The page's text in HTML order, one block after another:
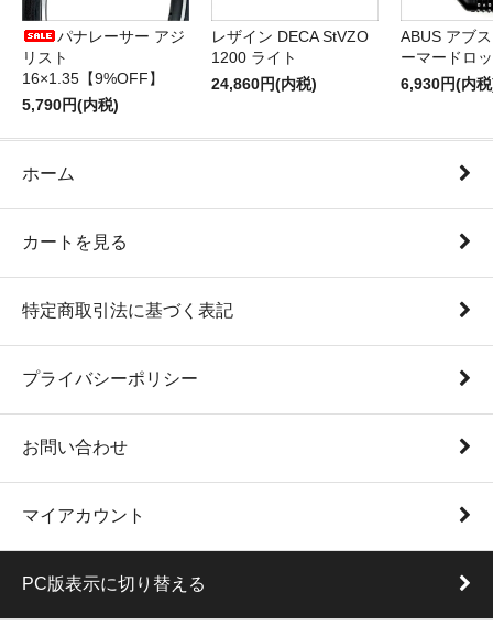
パナレーサー アジ
リスト
16×1.35【9%OFF】
5,790円(内税)
レザイン DECA StVZO
1200 ライト
24,860円(内税)
ABUS アブ
ーマードロ
6,930円(内
ホーム
カートを見る
特定商取引法に基づく表記
プライバシーポリシー
お問い合わせ
マイアカウント
PC版表示に切り替える